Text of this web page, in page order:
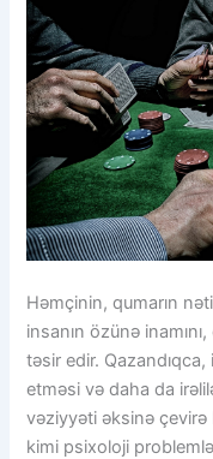
Həmçinin, qumarın
insanın özünə
təsir edir.
etməsi və daha da
vəziyyəti əksinə
kimi psixoloji